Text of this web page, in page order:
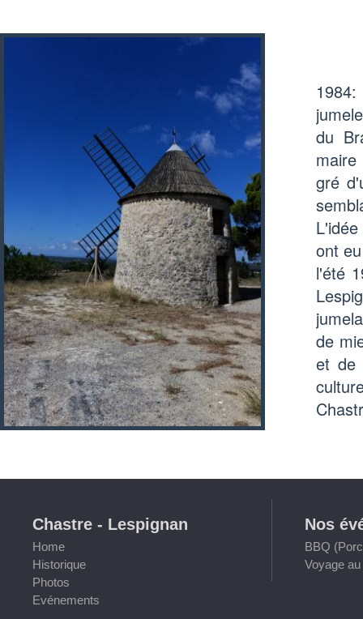
du
gré
ont
l'été
de
et de
Chastre - Lespignan
Home
Historique
Photos
Evénements
Nos
BBQ
Voyage